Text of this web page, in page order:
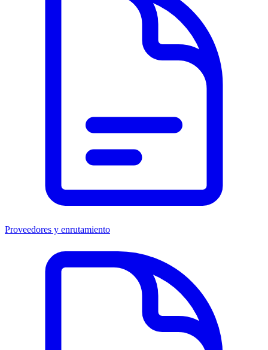
Proveedores y enrutamiento